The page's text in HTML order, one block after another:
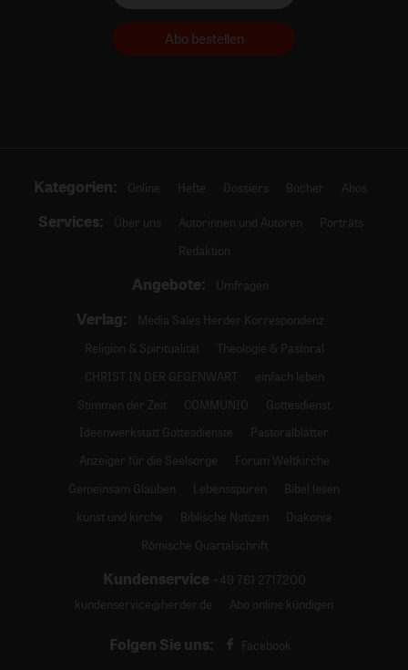
Abo bestellen
Kategorien: Online Hefte Dossiers Bücher Abos
Services: Über uns Autorinnen und Autoren
Porträts
Redaktion
Angebote: Umfragen
Verlag:
Media Sales Herder Korrespondenz
Religion & Spiritualität
Theologie & Pastoral
CHRIST IN DER GEGENWART
einfach leben
Stimmen der Zeit
COMMUNIO
Gottesdienst
Ideenwerkstatt Gottesdienste
Pastoralblätter
Anzeiger für die Seelsorge
Forum Weltkirche
Gemeinsam Glauben
Lebensspuren
Bibel lesen
kunst und kirche
Biblische Notizen
Diakonia
Römische Quartalschrift
Kundenservice +49 761 2717200
kundenservice@herder.de
Abo online kündigen
Folgen Sie uns: Facebook